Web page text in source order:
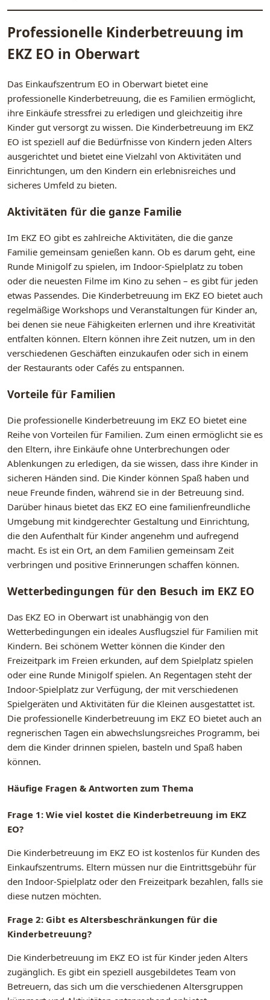
Professionelle Kinderbetreuung im
EKZ EO in Oberwart
Das Einkaufszentrum EO in Oberwart bietet eine
professionelle Kinderbetreuung, die es Familien ermöglicht,
ihre Einkäufe stressfrei zu erledigen und gleichzeitig ihre
Kinder gut versorgt zu wissen. Die Kinderbetreuung im EKZ
EO ist speziell auf die Bedürfnisse von Kindern jeden Alters
ausgerichtet und bietet eine Vielzahl von Aktivitäten und
Einrichtungen, um den Kindern ein erlebnisreiches und
sicheres Umfeld zu bieten.
Aktivitäten für die ganze Familie
Im EKZ EO gibt es zahlreiche Aktivitäten, die die ganze
Familie gemeinsam genießen kann. Ob es darum geht, eine
Runde Minigolf zu spielen, im Indoor-Spielplatz zu toben
oder die neuesten Filme im Kino zu sehen – es gibt für jeden
etwas Passendes. Die Kinderbetreuung im EKZ EO bietet auch
regelmäßige Workshops und Veranstaltungen für Kinder an,
bei denen sie neue Fähigkeiten erlernen und ihre Kreativität
entfalten können. Eltern können ihre Zeit nutzen, um in den
verschiedenen Geschäften einzukaufen oder sich in einem
der Restaurants oder Cafés zu entspannen.
Vorteile für Familien
Die professionelle Kinderbetreuung im EKZ EO bietet eine
Reihe von Vorteilen für Familien. Zum einen ermöglicht sie es
den Eltern, ihre Einkäufe ohne Unterbrechungen oder
Ablenkungen zu erledigen, da sie wissen, dass ihre Kinder in
sicheren Händen sind. Die Kinder können Spaß haben und
neue Freunde finden, während sie in der Betreuung sind.
Darüber hinaus bietet das EKZ EO eine familienfreundliche
Umgebung mit kindgerechter Gestaltung und Einrichtung,
die den Aufenthalt für Kinder angenehm und aufregend
macht. Es ist ein Ort, an dem Familien gemeinsam Zeit
verbringen und positive Erinnerungen schaffen können.
Wetterbedingungen für den Besuch im EKZ EO
Das EKZ EO in Oberwart ist unabhängig von den
Wetterbedingungen ein ideales Ausflugsziel für Familien mit
Kindern. Bei schönem Wetter können die Kinder den
Freizeitpark im Freien erkunden, auf dem Spielplatz spielen
oder eine Runde Minigolf spielen. An Regentagen steht der
Indoor-Spielplatz zur Verfügung, der mit verschiedenen
Spielgeräten und Aktivitäten für die Kleinen ausgestattet ist.
Die professionelle Kinderbetreuung im EKZ EO bietet auch an
regnerischen Tagen ein abwechslungsreiches Programm, bei
dem die Kinder drinnen spielen, basteln und Spaß haben
können.
Häufige Fragen & Antworten zum Thema
Frage 1: Wie viel kostet die Kinderbetreuung im EKZ
EO?
Die Kinderbetreuung im EKZ EO ist kostenlos für Kunden des
Einkaufszentrums. Eltern müssen nur die Eintrittsgebühr für
den Indoor-Spielplatz oder den Freizeitpark bezahlen, falls sie
diese nutzen möchten.
Frage 2: Gibt es Altersbeschränkungen für die
Kinderbetreuung?
Die Kinderbetreuung im EKZ EO ist für Kinder jeden Alters
zugänglich. Es gibt ein speziell ausgebildetes Team von
Betreuern, das sich um die verschiedenen Altersgruppen